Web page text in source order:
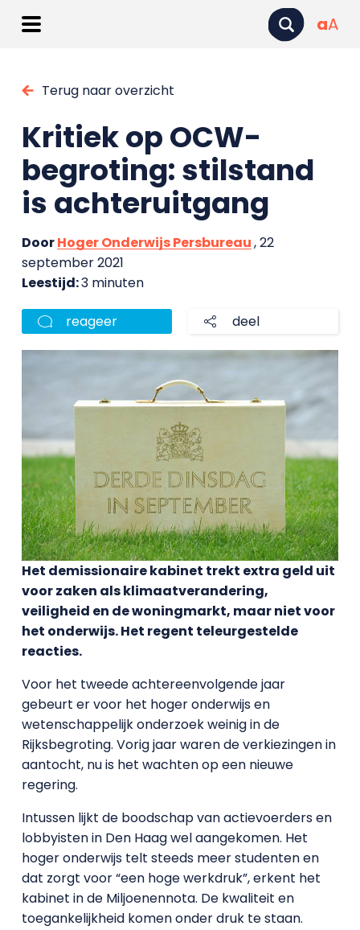
aA
Terug naar overzicht
Kritiek op OCW-
begroting: stilstand
is achteruitgang
DoorHoger Onderwijs Persbureau, 22
september 2021
Leestijd:3 minuten
reageer deel
Het demissionaire kabinet trekt extra geld uit
voor zaken als klimaatverandering,
veiligheid en de woningmarkt, maar niet voor
het onderwijs. Het regent teleurgestelde
reacties.
Voor het tweede achtereenvolgende jaar
gebeurt er voor het hoger onderwijs en
wetenschappelijk onderzoek weinig in de
Rijksbegroting. Vorig jaar waren de verkiezingen in
aantocht, nu is het wachten op een nieuwe
regering.
Intussen lijkt de boodschap van actievoerders en
lobbyisten in Den Haag wel aangekomen. Het
hoger onderwijs telt steeds meer studenten en
dat zorgt voor “een hoge werkdruk”, erkent het
kabinet in de Miljoenennota. De kwaliteit en
toegankelijkheid komen onder druk te staan.